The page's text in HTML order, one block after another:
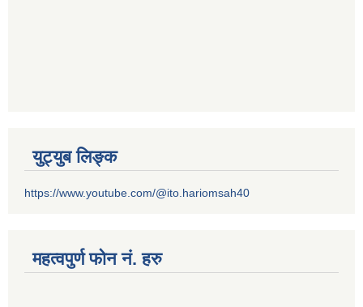
युट्युब लिङ्क
https://www.youtube.com/@ito.hariomsah40
महत्वपुर्ण फोन नं. हरु